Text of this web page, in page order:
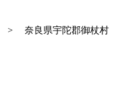
> 奈良県宇陀郡御杖村